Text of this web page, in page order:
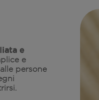
e
e
persone